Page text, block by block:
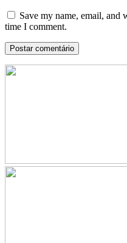
Save my name, email, and
time I comment.